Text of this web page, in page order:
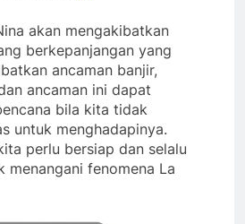
akan mengakibatkan
berkepanjangan yang
ancaman banjir,
ancaman ini dapat
bila kita tidak
untuk menghadapinya.
perlu bersiap dan selalu
menangani fenomena La